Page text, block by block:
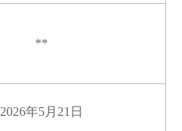
**
2026年5月21日